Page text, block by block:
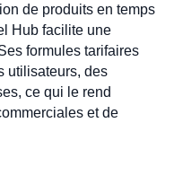
de produits en temps
Hub facilite une
formules tarifaires
utilisateurs, des
ce qui le rend
et de